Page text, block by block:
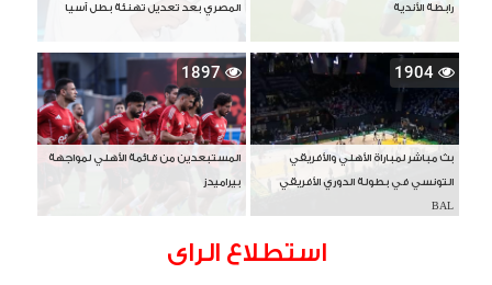
رابطة الأندية المصري بعد تعديل تهنئة بطل آسيا
1904
بث مباشر لمباراة الأهلي والأفريقي
التونسي في بطولة الدوري الأفريقي
BAL
1897
المستبعدين من قائمة الأهلي لمواجهة
بيراميدز
استطلاع الراى